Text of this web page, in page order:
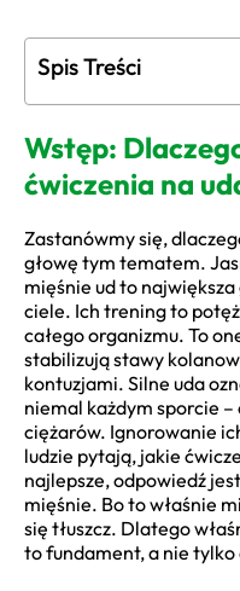
Spis Treści
Wstęp:
ćwiczenia na
Zastanówmy się,
głowę tym tematem.
mięśnie ud to
ciele. Ich trening to
całego organizmu. To
stabilizują stawy
kontuzjami. Silne uda
niemal każdym sporcie
ciężarów. Ignorowanie
ludzie pytają, jakie
najlepsze, odpowiedź
mięśnie. Bo to właśnie
się tłuszcz. Dlatego
to fundament, a nie